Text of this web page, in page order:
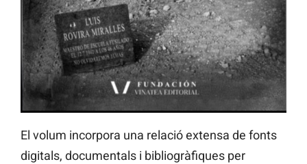
El volum incorpora una relació extensa de fonts
digitals, documentals i bibliogràfiques per